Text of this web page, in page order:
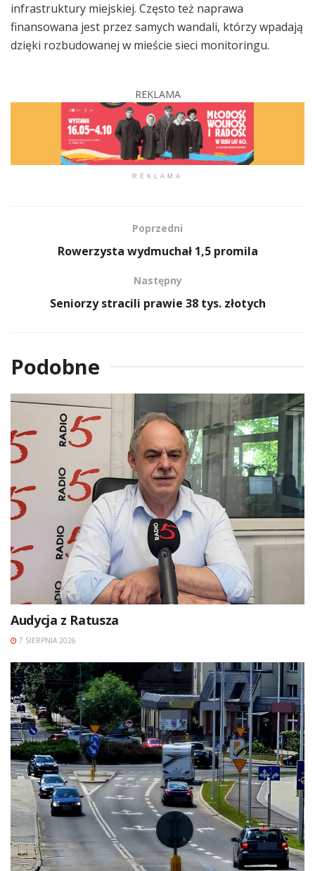
infrastruktury miejskiej. Często też naprawa
finansowana jest przez samych wandali, którzy wpadają
dzięki rozbudowanej w mieście sieci monitoringu.
REKLAMA
REKLAMA
Poprzedni
Rowerzysta wydmuchał 1,5 promila
Następny
Seniorzy stracili prawie 38 tys. złotych
Podobne
Audycja z Ratusza
7 SIERPNIA 2026